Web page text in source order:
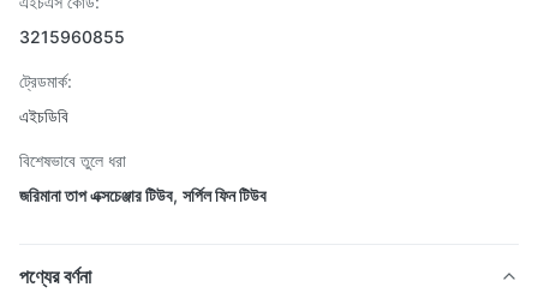
3215960855
ট্রেডমার্ক:
এইচডিবি
বিশেষভাবে তুলে ধরা
জরিমানা তাপ এক্সচেঞ্জার টিউব, সর্পিল ফিন টিউব
পণ্যের বর্ণনা